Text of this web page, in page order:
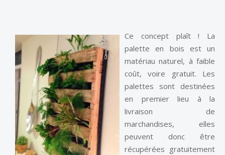
Ce concept plaît ! La
palette en bois est un
matériau naturel, à faible
coût, voire gratuit. Les
palettes sont destinées
en premier lieu à la
livraison de
marchandises, elles
peuvent donc être
récupérées gratuitement